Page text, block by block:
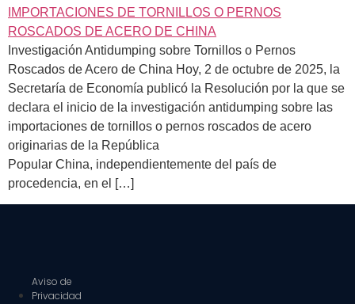
Investigación Antidumping sobre Tornillos o Pernos
Roscados de Acero de China Hoy, 2 de octubre de 2025, la
Secretaría de Economía publicó la Resolución por la que se
declara el inicio de la investigación antidumping sobre las
importaciones de tornillos o pernos roscados de acero
originarias de la República
Popular China, independientemente del país de
procedencia, en el […]
Aviso de
Privacidad